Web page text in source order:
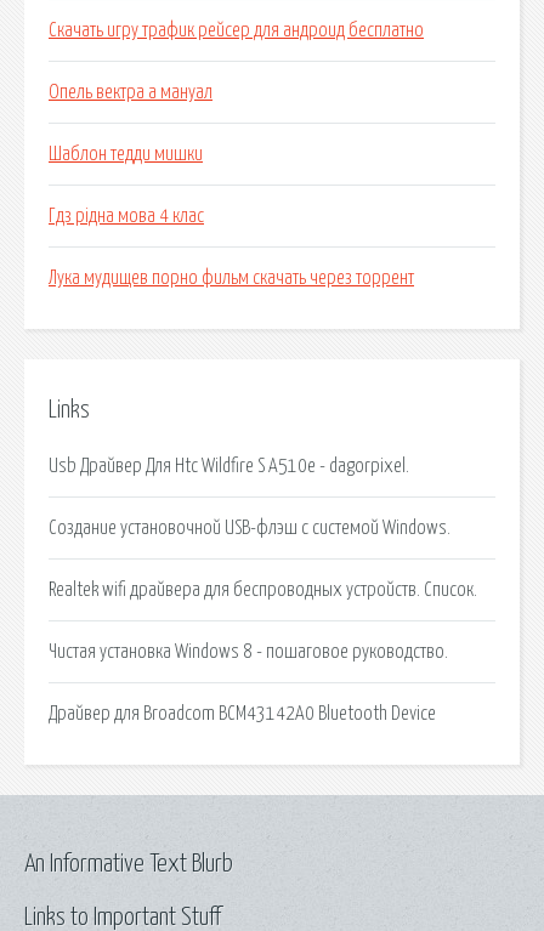
Скачать игру трафик рейсер для андроид бесплатно
Опель вектра а мануал
Шаблон тедди мишки
Гдз рiдна мова 4 клас
Лука мудищев порно фильм скачать через торрент
Links
Usb Драйвер Для Htc Wildfire S A510e - dagorpixel.
Cоздание установочной USB-флэш с системой Windows.
Realtek wifi драйвера для беспроводных устройств. Список.
Чистая установка Windows 8 - пошаговое руководство.
Драйвер для Broadcom BCM43142A0 Bluetooth Device
Links to Important Stuff
An Informative Text Blurb